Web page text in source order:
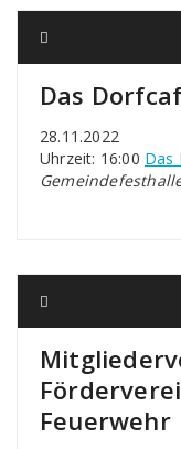
Das
28.11.2022
Uhrzeit: 16:00 Das
Feuerwehr